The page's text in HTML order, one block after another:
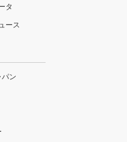
タ
ース
ン